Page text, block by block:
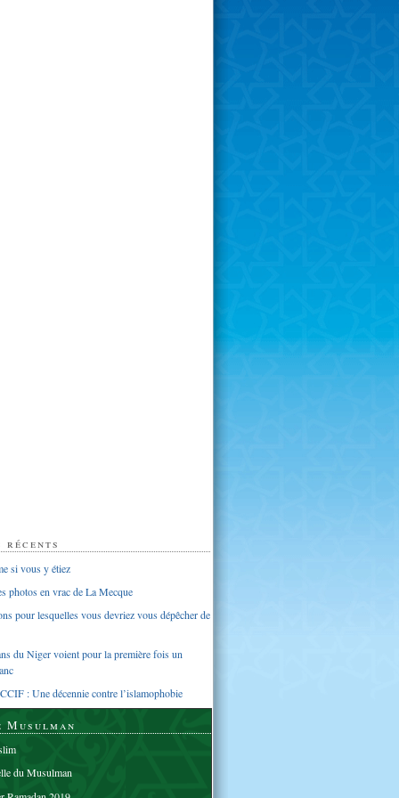
si vous y étiez
photos en vrac de La Mecque
pour lesquelles vous devriez vous dépêcher de
du Niger voient pour la première fois un
: Une décennie contre l’islamophobie
Musulman
du Musulman